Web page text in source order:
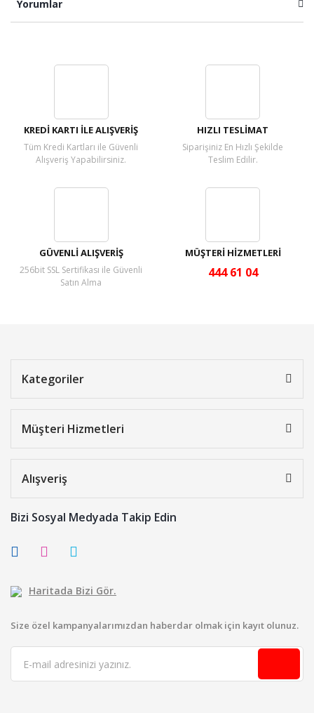
Yorumlar
KREDİ KARTI İLE ALIŞVERİŞ
Tüm Kredi Kartları ile Güvenli
Alışveriş Yapabilirsiniz.
HIZLI TESLİMAT
Siparişiniz En Hızlı Şekilde
Teslim Edilir.
GÜVENLİ ALIŞVERİŞ
256bit SSL Sertifikası ile Güvenli
Satın Alma
MÜŞTERİ HİZMETLERİ
444 61 04
Kategoriler
Müşteri Hizmetleri
Alışveriş
Bizi Sosyal Medyada Takip Edin
Haritada Bizi Gör.
Size özel kampanyalarımızdan haberdar olmak için kayıt olunuz.